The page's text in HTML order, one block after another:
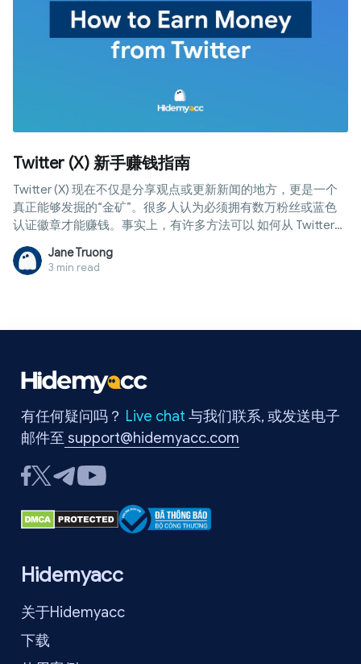
Twitter (X) 新手赚钱指南
Twitter (X) 现在不仅是分享观点或更新新闻的地方，更是一个
真正能够发掘的“金矿”。很多人认为必须拥有数万粉丝或蓝色
认证徽章才能赚钱。事实上，有许多方法可以 如何从 Twitter
赚钱，即便账号粉丝不多，也能通过平台外的渠道创造稳定的
每月收入。本文将为您提供全面视角，包括收入形式对比、具
体参与条件，以及账号优化秘诀和必须避开的误区，助您高效
Jane Truong
3 min read
有任何疑问吗？ Live chat 与我们联系, 或发送电子
邮件至 support@hidemyacc.com
Hidemyacc
关于Hidemyacc
下载